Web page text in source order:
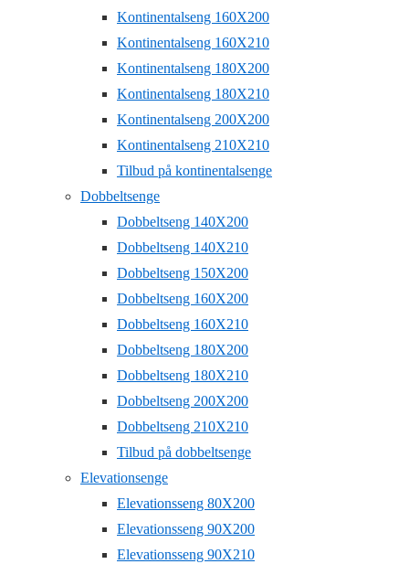
Kontinentalseng 160X200
Kontinentalseng 160X210
Kontinentalseng 180X200
Kontinentalseng 180X210
Kontinentalseng 200X200
Kontinentalseng 210X210
Tilbud på kontinentalsenge
Dobbeltsenge
Dobbeltseng 140X200
Dobbeltseng 140X210
Dobbeltseng 150X200
Dobbeltseng 160X200
Dobbeltseng 160X210
Dobbeltseng 180X200
Dobbeltseng 180X210
Dobbeltseng 200X200
Dobbeltseng 210X210
Tilbud på dobbeltsenge
Elevationsenge
Elevationsseng 80X200
Elevationsseng 90X200
Elevationsseng 90X210